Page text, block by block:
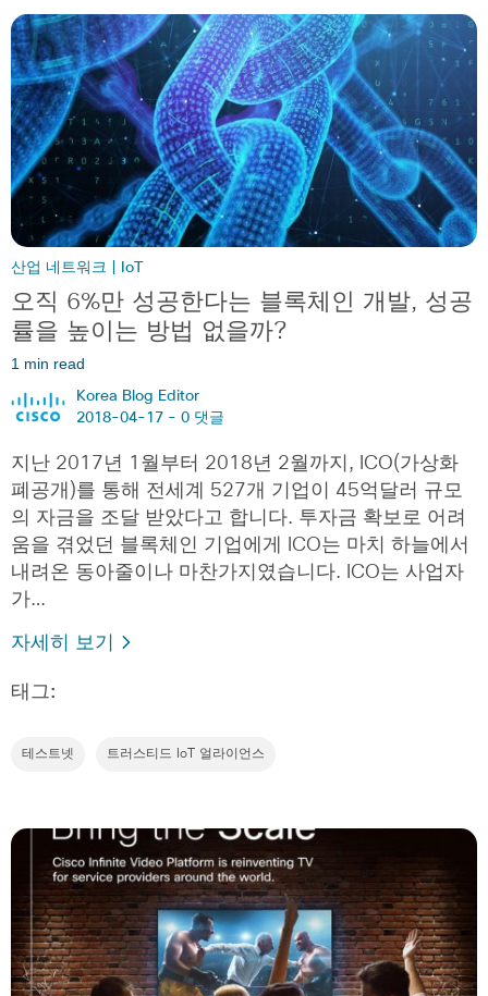
산업 네트워크 | IoT
오직 6%만 성공한다는 블록체인 개발, 성공
률을 높이는 방법 없을까?
1 min read
Korea Blog Editor
2018-04-17 - 0 댓글
지난 2017년 1월부터 2018년 2월까지, ICO(가상화
폐공개)를 통해 전세계 527개 기업이 45억달러 규모
의 자금을 조달 받았다고 합니다. 투자금 확보로 어려
움을 겪었던 블록체인 기업에게 ICO는 마치 하늘에서
내려온 동아줄이나 마찬가지였습니다. ICO는 사업자
가…
자세히 보기
태그:
테스트넷 트러스티드 IoT 얼라이언스